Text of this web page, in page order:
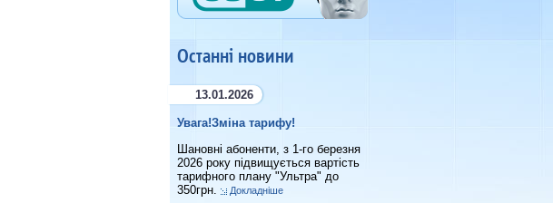
Останні новини
13.01.2026
Увага!Зміна тарифу!
Шановні абоненти, з 1-го березня
2026 року підвищується вартість
тарифного плану "Ультра" до
350грн.
Докладніше